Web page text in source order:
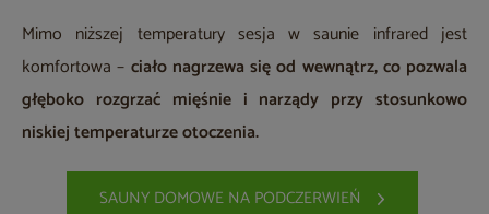
Mimo niższej temperatury sesja w saunie infrared jest
komfortowa – ciało nagrzewa się od wewnątrz, co pozwala
głęboko rozgrzać mięśnie i narządy przy stosunkowo
niskiej temperaturze otoczenia.
SAUNY DOMOWE NA PODCZERWIEŃ